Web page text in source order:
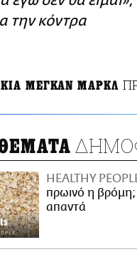
την κόντρα
ΜΕΓΚΑΝ ΜΑΡΚΛ
HEALTHY
πρωινό η βρόμη;
απαντά